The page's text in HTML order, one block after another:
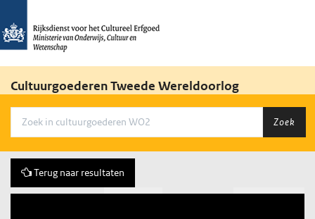
Cultuurgoederen Tweede Wereldoorlog
Zoek
Terug naar resultaten